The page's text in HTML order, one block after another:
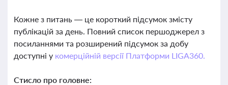
Кожне з питань — це короткий підсумок змісту
публікацій за день. Повний список першоджерел з
посиланнями та розширений підсумок за добу
доступні у комерційній версії Платформи LIGA360.
Стисло про головне: